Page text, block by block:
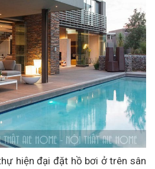
hiện đại đặt hồ bơi ở trên sân